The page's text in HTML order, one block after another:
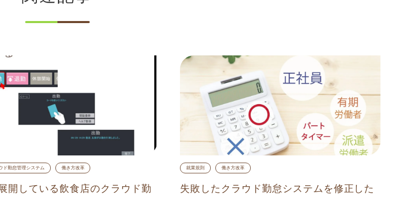
ド勤怠管理システム 働き方改革
開している飲食店のクラウド勤
就業規則 働き方改革
失敗したクラウド勤怠システムを修正した